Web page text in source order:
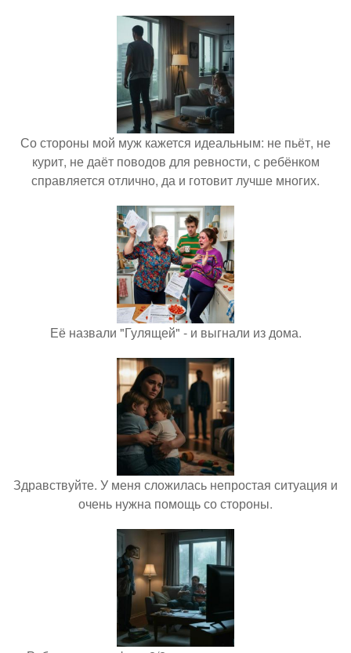
Со стороны мой муж кажется идеальным: не пьёт, не
курит, не даёт поводов для ревности, с ребёнком
справляется отлично, да и готовит лучше многих.
Её назвали "Гулящей" - и выгнали из дома.
Здравствуйте. У меня сложилась непростая ситуация и
очень нужна помощь со стороны.